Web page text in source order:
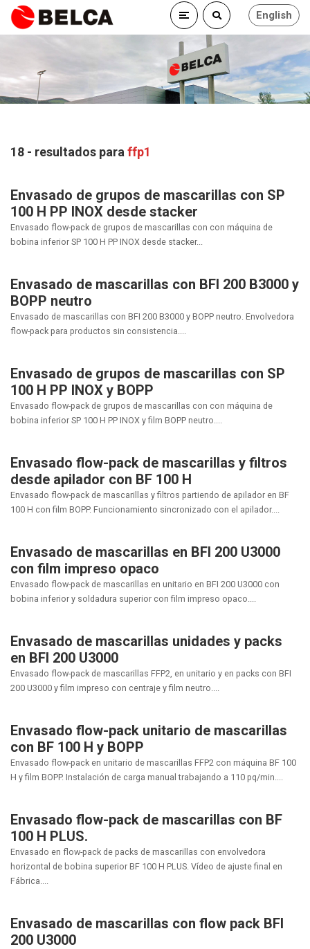
English
18 - resultados para ffp1
Envasado de grupos de mascarillas con SP
100 H PP INOX desde stacker
Envasado flow-pack de grupos de mascarillas con con máquina de
bobina inferior SP 100 H PP INOX desde stacker...
Envasado de mascarillas con BFI 200 B3000 y
BOPP neutro
Envasado de mascarillas con BFI 200 B3000 y BOPP neutro. Envolvedora
flow-pack para productos sin consistencia....
Envasado de grupos de mascarillas con SP
100 H PP INOX y BOPP
Envasado flow-pack de grupos de mascarillas con con máquina de
bobina inferior SP 100 H PP INOX y film BOPP neutro....
Envasado flow-pack de mascarillas y filtros
desde apilador con BF 100 H
Envasado flow-pack de mascarillas y filtros partiendo de apilador en BF
100 H con film BOPP. Funcionamiento sincronizado con el apilador....
Envasado de mascarillas en BFI 200 U3000
con film impreso opaco
Envasado flow-pack de mascarillas en unitario en BFI 200 U3000 con
bobina inferior y soldadura superior con film impreso opaco....
Envasado de mascarillas unidades y packs
en BFI 200 U3000
Envasado flow-pack de mascarillas FFP2, en unitario y en packs con BFI
200 U3000 y film impreso con centraje y film neutro....
Envasado flow-pack unitario de mascarillas
con BF 100 H y BOPP
Envasado flow-pack en unitario de mascarillas FFP2 con máquina BF 100
H y film BOPP. Instalación de carga manual trabajando a 110 pq/min....
Envasado flow-pack de mascarillas con BF
100 H PLUS.
Envasado en flow-pack de packs de mascarillas con envolvedora
horizontal de bobina superior BF 100 H PLUS. Vídeo de ajuste final en
Fábrica....
Envasado de mascarillas con flow pack BFI
200 U3000